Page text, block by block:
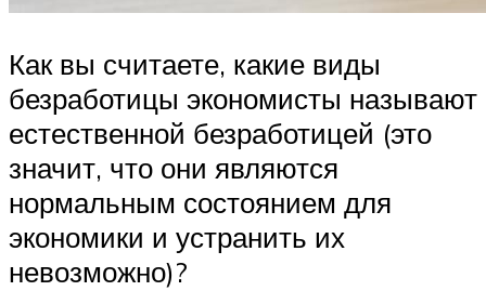
Как вы считаете, какие виды
безработицы экономисты называют
естественной безработицей (это
значит, что они являются
нормальным состоянием для
экономики и устранить их
невозможно)?